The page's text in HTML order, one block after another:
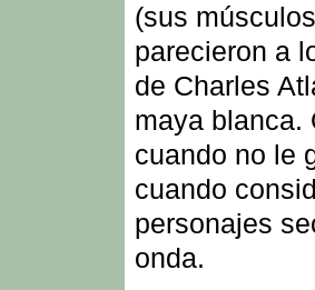
(sus
parecieron a
de Charles
maya blanca.
cuando no le
cuando
personajes
onda.